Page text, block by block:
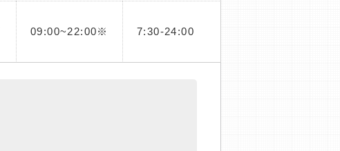
09:00~22:00※ 7:30-24:00